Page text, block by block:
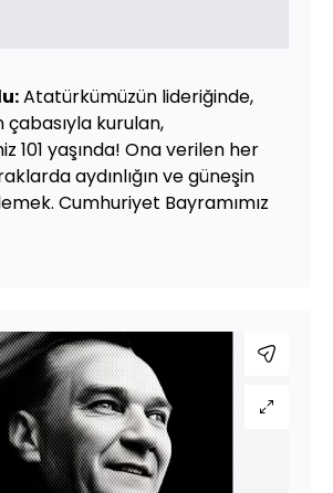
Atatürkümüzün lideriğinde,
kurulan,
101 yaşında! Ona verilen her
aydınlığın ve güneşin
Cumhuriyet Bayramımız